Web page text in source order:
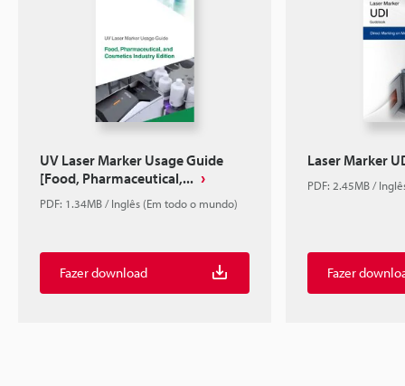
UV Laser Marker Usage Guide
[Food, Pharmaceutical,...
PDF: 1.34MB / Inglês (Em todo o mundo)
Fazer download
Laser Marker
PDF: 2.45MB /
Fazer